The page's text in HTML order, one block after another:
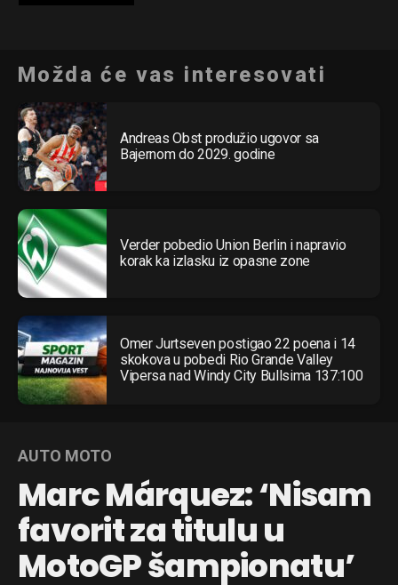
Možda će vas interesovati
Andreas Obst produžio ugovor sa
Bajernom do 2029. godine
Verder pobedio Union Berlin i napravio
korak ka izlasku iz opasne zone
Omer Jurtseven postigao 22 poena i 14
skokova u pobedi Rio Grande Valley
Vipersa nad Windy City Bullsima 137:100
AUTO MOTO
Marc Márquez: ‘Nisam
favorit za titulu u
MotoGP šampionatu’